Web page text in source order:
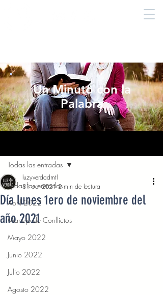
Un Minuto con la
Palabra
Todas las entradas
Abril 2022
Manejo de Conflictos
Mayo 2022
Junio 2022
Julio 2022
Agosto 2022
Todas las entradas
Día lunes 1ero de noviembre del
año 2021
luzyverdadmtl
31 oct 2021 2 min de lectura